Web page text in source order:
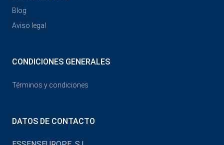
Blog
Aviso legal
CONDICIONES GENERALES
Términos y condiciones
DATOS DE CONTACTO